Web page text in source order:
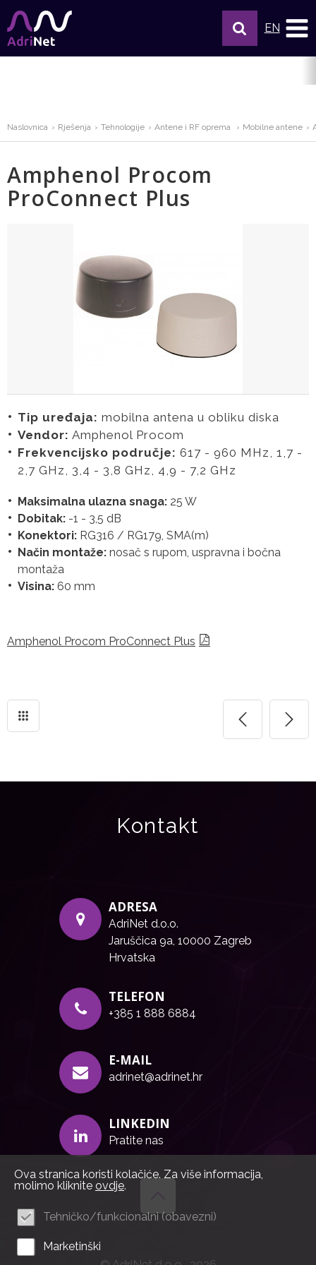
EN
Naslovnica Rješenja Tehnologije Antene i RF oprema Mobilne antene
Amphenol Procom
ProConnect Plus
Tip uređaja: mobilna antena u obliku diska
Vendor: Amphenol Procom
Frekvencijsko područje: 617 - 960 MHz, 1,7 -
2,7 GHz, 3,4 - 3,8 GHz, 4,9 - 7,2 GHz
Maksimalna ulazna snaga: 25 W
Dobitak: -1 - 3,5 dB
Konektori: RG316 / RG179, SMA(m)
Način montaže: nosač s rupom, uspravna i bočna
montaža
Visina: 60 mm
Amphenol Procom ProConnect Plus
Kontakt
ADRESA
AdriNet d.o.o.
Jaruščica 9a, 10000 Zagreb
Hrvatska
TELEFON
+385 1 888 6884
E-MAIL
adrinet@adrinet.hr
LINKEDIN
Pratite nas
Ova stranica koristi kolačiće. Za više informacija,
molimo kliknite ovdje.
Tehničko/funkcionalni (obavezni)
Marketinški